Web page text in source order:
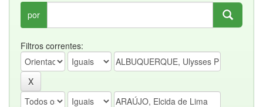
por
Filtros correntes: